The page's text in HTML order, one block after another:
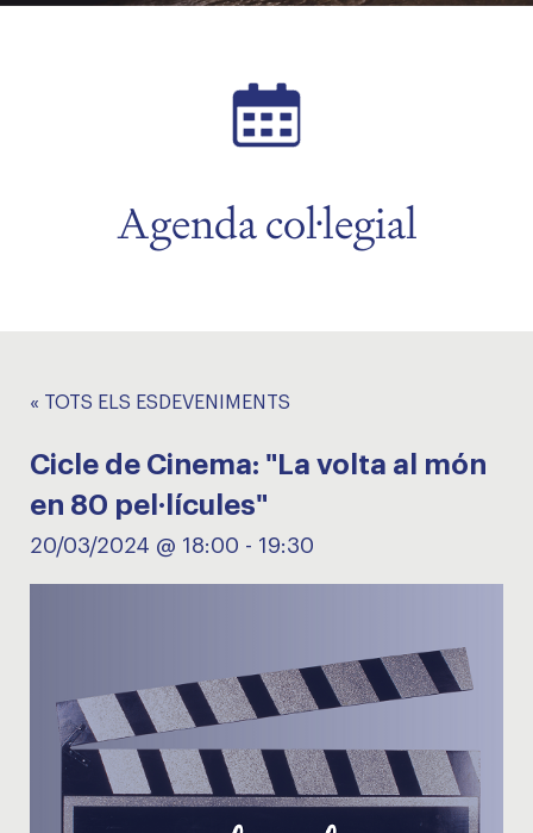
Agenda col·legial
« TOTS ELS ESDEVENIMENTS
Cicle de Cinema: "La volta al món
en 80 pel·lícules"
20/03/2024 @ 18:00 - 19:30